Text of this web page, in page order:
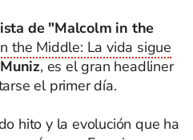
de "Malcolm in the
the Middle: La vida sigue
, es el gran headliner
el primer día.
hito y la evolución que ha